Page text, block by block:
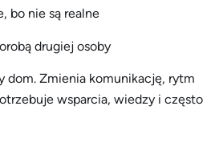
bo nie są realne
drugiej osoby
dom. Zmienia komunikację, rytm
wsparcia, wiedzy i często